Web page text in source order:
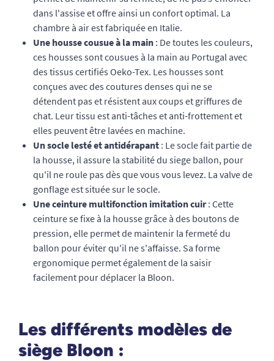
dans l'assise et offre ainsi un confort optimal. La
chambre à air est fabriquée en Italie.
Une housse cousue à la main : De toutes les couleurs,
ces housses sont cousues à la main au Portugal avec
des tissus certifiés Oeko-Tex. Les housses sont
conçues avec des coutures denses qui ne se
détendent pas et résistent aux coups et griffures de
chat. Leur tissu est anti-tâches et anti-frottement et
elles peuvent être lavées en machine.
Un socle lesté et antidérapant : Le socle fait partie de
la housse, il assure la stabilité du siege ballon, pour
qu'il ne roule pas dès que vous vous levez. La valve de
gonflage est située sur le socle.
Une ceinture multifonction imitation cuir: Cette
ceinture se fixe à la housse grâce à des boutons de
pression, elle permet de maintenir la fermeté du
ballon pour éviter qu'il ne s'affaisse. Sa forme
ergonomique permet également de la saisir
facilement pour déplacer la Bloon.
Les différents modèles de
siège Bloon :